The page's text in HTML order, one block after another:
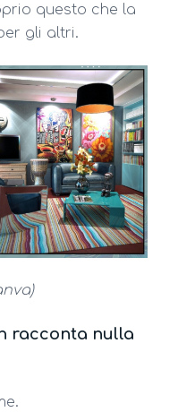
questo che la
gli altri.
racconta nulla